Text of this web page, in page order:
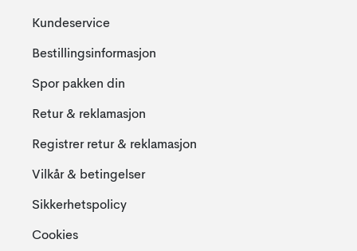
Kundeservice
Bestillingsinformasjon
Spor pakken din
Retur & reklamasjon
Registrer retur & reklamasjon
Vilkår & betingelser
Sikkerhetspolicy
Cookies